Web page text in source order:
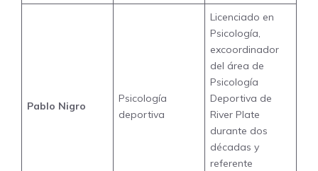
Pablo Nigro
Psicología
deportiva
Licenciado en
Psicología,
excoordinador
del área de
Psicología
Deportiva de
River Plate
durante dos
décadas y
referente